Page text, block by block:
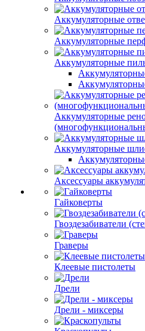
Аккумуляторные
Аккумуляторные
Аккумуляторные
Аккумуляторные
Аккумуляторные
Аксессуары
Гайковерты
Гвоздезабиватели
Граверы
Клеевые пистолеты
Дрели
Дрели - миксеры